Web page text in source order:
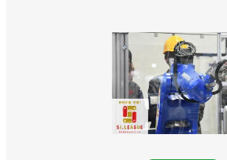
会
>>四半期での生
>>創立50周年記